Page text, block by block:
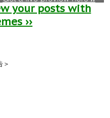
your posts with
››
＞